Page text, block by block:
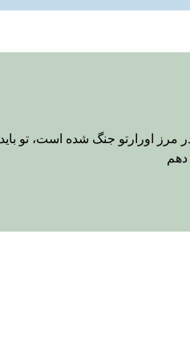
اورارتو جنگ شده است، تو باید
دهم